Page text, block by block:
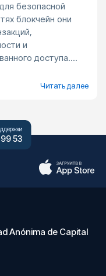
безопасной
блокчейн они
и
доступа....
Читать далее
53
Anónima de Capital